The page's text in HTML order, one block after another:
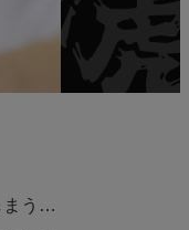
まう…